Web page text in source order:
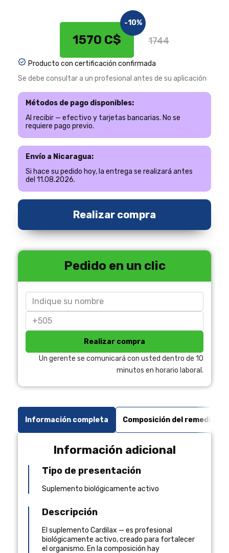
1570 C$
-10%
1744
Producto con certificación confirmada
Se debe consultar a un profesional antes de su aplicación
Métodos de pago disponibles:
Al recibir — efectivo y tarjetas bancarias. No se
requiere pago previo.
Envío a Nicaragua:
Si hace su pedido hoy, la entrega se realizará antes
del 11.08.2026.
Realizar compra
Pedido en un clic
Realizar compra
Un gerente se comunicará con usted dentro de 10
minutos en horario laboral.
Información completa Composición del remedio
Información adicional
Tipo de presentación
Suplemento biológicamente activo
Descripción
El suplemento Cardilax — es profesional
biológicamente activo, creado para fortalecer
el organismo. En la composición hay